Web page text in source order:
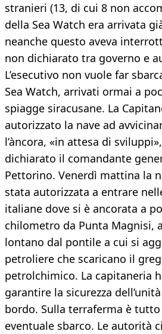
stranieri (13, di cui 8 non
della Sea Watch era arrivata
neanche questo aveva
non dichiarato tra governo e
L’esecutivo non vuole far
Sea Watch, arrivati ormai a
spiagge siracusane. La
autorizzato la nave ad
l’àncora, «in attesa di
dichiarato il comandante
Pettorino. Venerdì mattina la
stata autorizzata a entrare
italiane dove si è ancorata a
chilometro da Punta Magnisi,
lontano dal pontile a cui si
petroliere che scaricano il
petrolchimico. La capitaneria
garantire la sicurezza
bordo. Sulla terraferma è
eventuale sbarco. Le autorità